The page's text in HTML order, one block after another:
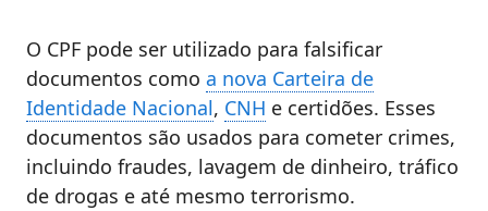
O CPF pode ser utilizado para falsificar
documentos como a nova Carteira de
Identidade Nacional, CNH e certidões. Esses
documentos são usados para cometer crimes,
incluindo fraudes, lavagem de dinheiro, tráfico
de drogas e até mesmo terrorismo.